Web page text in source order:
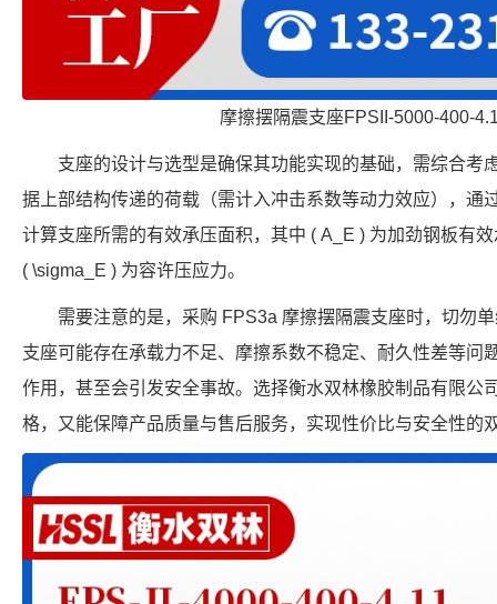
摩擦摆隔震支座FPSII-5000-400-
支座的设计与选型是确保其功能实现的基础，需综合考
据上部结构传递的荷载（需计入冲击系数等动力效应），通
计算支座所需的有效承压面积，其中 ( A_E ) 为加劲钢板有
( \sigma_E ) 为容许压应力。
需要注意的是，采购 FPS3a 摩擦摆隔震支座时，切勿
支座可能存在承载力不足、摩擦系数不稳定、耐久性差等问
作用，甚至会引发安全事故。选择衡水双林橡胶制品有限公
格，又能保障产品质量与售后服务，实现性价比与安全性的